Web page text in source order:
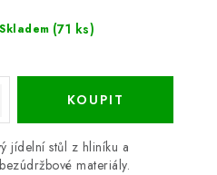
Skladem (71 ks)
jídelní stůl z hliníku a
materiály.